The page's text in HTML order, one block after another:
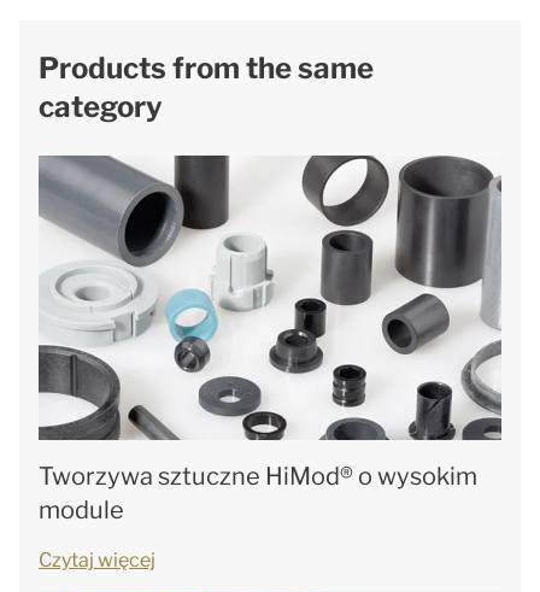
Products from the same
category
Tworzywa sztuczne HiMod® o wysokim
module
Czytaj więcej